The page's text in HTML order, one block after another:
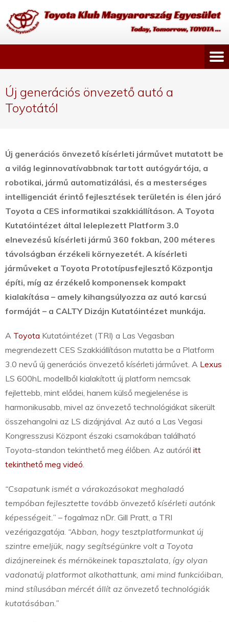
Új generációs önvezető autó a
Toyotától
Új generációs önvezető kísérleti járművet mutatott be
a világ leginnovatívabbnak tartott autógyártója, a
robotikai, jármű automatizálási, és a mesterséges
intelligenciát érintő fejlesztések területén is élen járó
Toyota a CES informatikai szakkiállításon. A Toyota
Kutatóintézet által leleplezett Platform 3.0
elnevezésű kísérleti jármű 360 fokban, 200 méteres
távolságban érzékeli környezetét. A kísérleti
járműveket a Toyota Prototípusfejlesztő Központja
építi, míg az érzékelő komponensek kompakt
kialakítása – amely kihangsúlyozza az autó karcsú
formáját – a CALTY Dizájn Kutatóintézet munkája.
A Toyota Kutatóintézet (TRI) a Las Vegasban
megrendezett CES Szakkiállításon mutatta be a Platform
3.0 nevű új generációs önvezető kísérleti járművet. A Lexus
LS 600hL modellből kialakított új platform nemcsak
fejlettebb, mint elődei, hanem külső megjelenése is
harmonikusabb, mivel az önvezető technológiákat sikerült
összehangolni az LS dizájnjával. Az autó a Las Vegasi
Kongresszusi Központ északi csarnokában található
Toyota-standon tekinthető meg élőben. Az autóról itt
tekinthető meg videó.
“Csapatunk ismét a várakozásokat meghaladó
tempóban fejlesztette tovább önvezető kísérleti autónk
képességeit.” – fogalmaz nDr. Gill Pratt, a TRI
vezérigazgatója. “Abban, hogy tesztplatformunkat új
szintre emeljük, nagy segítségünkre volt a Toyota
dizájnereinek és mérnökeinek tapasztalata, így olyan
vadonatúj platformot alkothattunk, ami mind funkcióiban,
mind stílusában mércét állít az önvezető technológiák
kutatásában.”